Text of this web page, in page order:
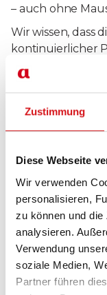
Zustimmung
Diese Webseite
Wir verwenden
personalisieren,
zu können und
analysieren.
Verwendung
soziale Medien,
Partner führen
– auch ohne
Wir wissen, dass
kontinuierlicher
laufend daran,
und zu
darauf
Nutzung für alle
Kontakt
Unsere
Barrierefreiheit
Damit unsere
bleibt, setzen